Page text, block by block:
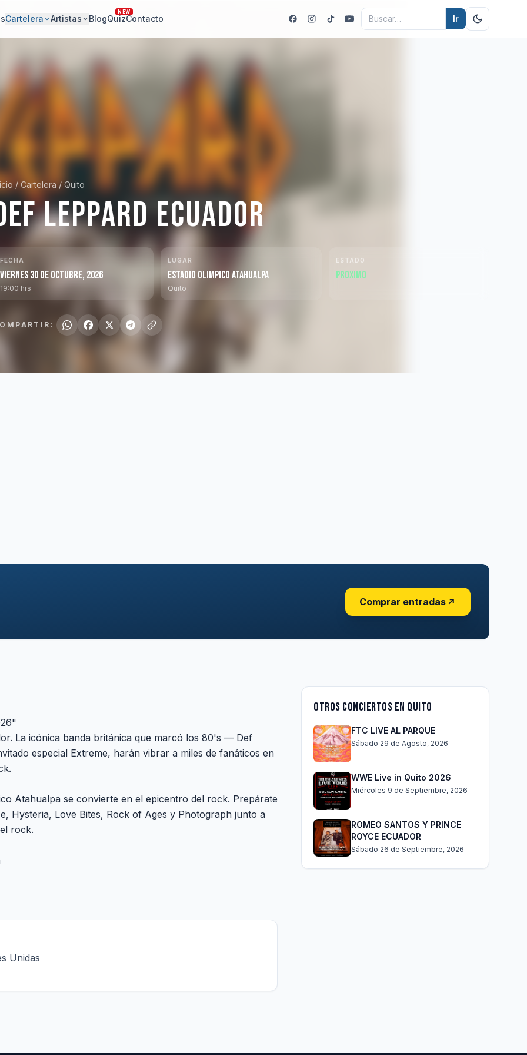
Cartelera Artistas BlogQuiz
NEW
Contacto Ir
/Cartelera/ Quito
LEPPARD ECUADOR
FECHA
Viernes 30 de Octubre, 2026
19:00 hrs
LUGAR
Estadio Olimpico Atahualpa
Quito
ESTADO
Proximo
Comprar entradas
La icónica banda británica que marcó los 80's — Def
especial Extreme, harán vibrar a miles de fanáticos en
Atahualpa se convierte en el epicentro del rock. Prepárate
Hysteria, Love Bites, Rock of Ages y Photograph junto a
rock.
Unidas
Otros conciertos en Quito
FTC LIVE AL PARQUE
Sábado 29 de Agosto, 2026
WWE Live in Quito 2026
Miércoles 9 de Septiembre, 2026
ROMEO SANTOS Y PRINCE
ROYCE ECUADOR
Sábado 26 de Septiembre, 2026